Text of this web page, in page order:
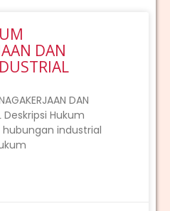
DAN
DAN
Deskripsi Hukum
industrial